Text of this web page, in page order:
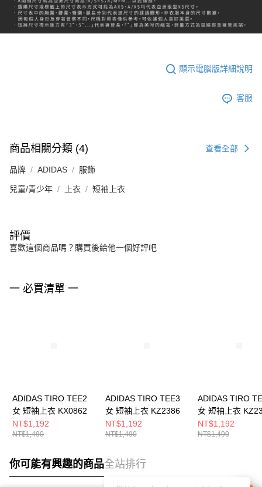
顯示電腦版詳細說明
客服
商品相關分類 (4) 查看全部
品牌 ADIDAS 服飾
兒童/青少年 上衣 短袖上衣
評價
喜歡這個商品嗎？購買後給他一個好評吧
一 必買清單 一
ADIDAS TIRO TEE2
女 短袖上衣 KX0862
NT$1,192
NT$1,490
ADIDAS TIRO TEE3
女 短袖上衣 KZ2386
NT$1,192
NT$1,490
ADIDAS TIRO
女 短袖上衣
NT$1,192
NT$1,490
你可能有興趣的商品全站排行